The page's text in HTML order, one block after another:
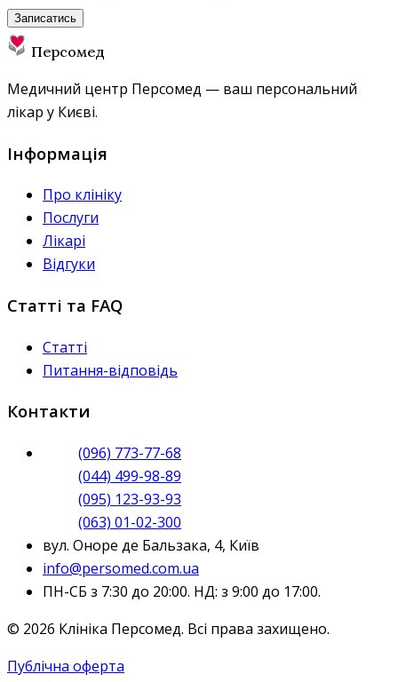
Записатись
Персомед
Медичний центр Персомед — ваш персональний
лікар у Києві.
Інформація
Про клініку
Послуги
Лікарі
Відгуки
Статті та FAQ
Статті
Питання-відповідь
Контакти
(096) 773-77-68
(044) 499-98-89
(095) 123-93-93
(063) 01-02-300
вул. Оноре де Бальзака, 4, Київ
info@persomed.com.ua
ПН-СБ з 7:30 до 20:00. НД: з 9:00 до 17:00.
© 2026 Клініка Персомед. Всі права захищено.
Публічна оферта